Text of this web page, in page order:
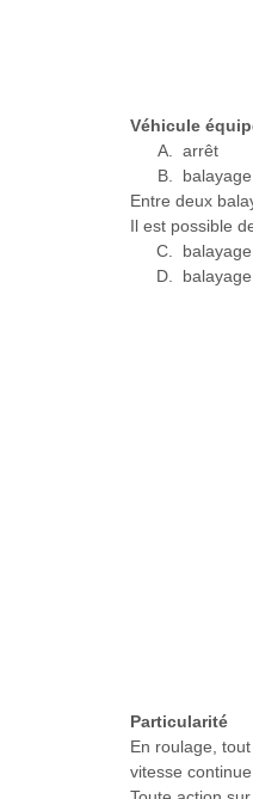
Véhicule
arrêt
Entre deux
Il est possible
Particularité
En roulage,
vitesse